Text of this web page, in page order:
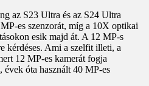
az S23 Ultra és az S24 Ultra
es szenzorát, míg a 10X optikai
esik majd át. A 12 MP-s
kérdéses. Ami a szelfit illeti, a
12 MP-es kamerát fogja
évek óta használt 40 MP-es